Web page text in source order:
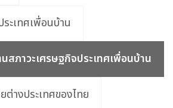
ะเทศเพื่อนบ้าน
สภาวะเศรษฐกิจประเทศเพื่อนบ้าน
ต่างประเทศของไทย